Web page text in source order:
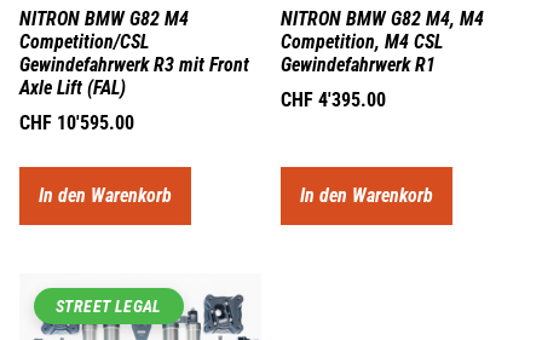
NITRON BMW G82 M4
Competition/CSL
Gewindefahrwerk R3 mit Front
Axle Lift (FAL)
CHF 10'595.00
In den Warenkorb
NITRON BMW G82 M4, M4
Competition, M4 CSL
Gewindefahrwerk R1
CHF 4'395.00
In den Warenkorb
STREET LEGAL